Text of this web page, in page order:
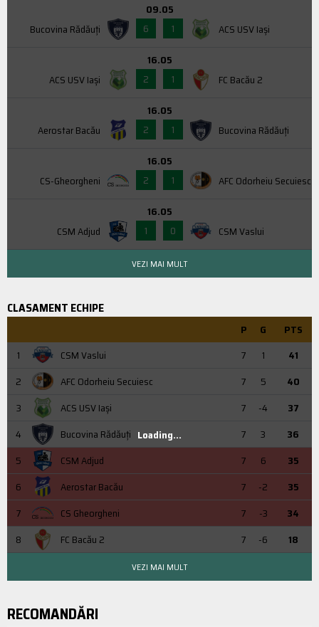
Bucovina Rădăuți
09.05
6
1 ACS USV Iaşi
ACS USV Iaşi
16.05
2
1 FC Bacău 2
Aerostar Bacău
16.05
2
1 Bucovina Rădăuți
CS-Gheorgheni
16.05
2
1 AFC Odorheiu Secuiesc
CSM Adjud
16.05
1
0 CSM Vaslui
VEZI MAI MULT
CLASAMENT ECHIPE
P G
PTS
1
CSM Vaslui 7 1
41
2
AFC Odorheiu Secuiesc 7 5
40
3
ACS USV Iaşi 7 -4
37
4
Bucovina Rădăuți 7 3
36
5
CSM Adjud 7 6
35
6
Aerostar Bacău 7 -2
35
7
CS Gheorgheni 7 -3
34
8
FC Bacău 2 7 -6 18
Loading...
VEZI MAI MULT
RECOMANDĂRI